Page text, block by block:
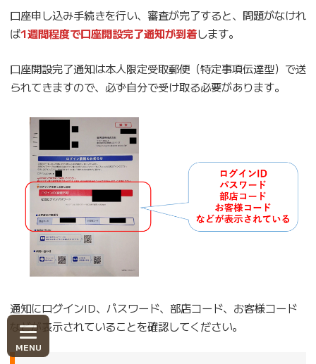
口座申し込み手続きを行い、審査が完了すると、問題がなけれ
ば1週間程度で口座開設完了通知が到着します。
口座開設完了通知は本人限定受取郵便（特定事項伝達型）で送
られてきますので、必ず自分で受け取る必要があります。
通知にログインID、パスワード、部店コード、お客様コード
などが表示されていることを確認してください。